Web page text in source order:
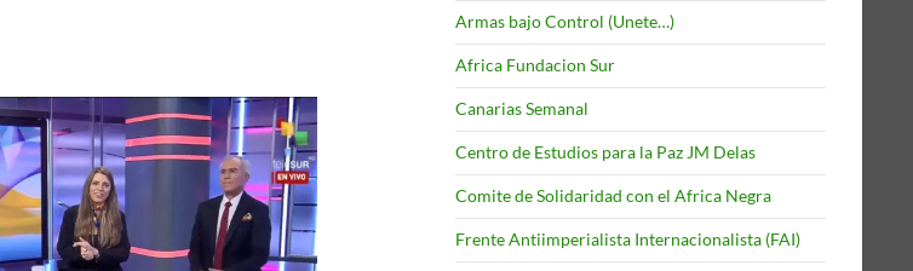
Armas bajo Control (Unete…)
Africa Fundacion Sur
Canarias Semanal
Centro de Estudios para la Paz JM Delas
Comite de Solidaridad con el Africa Negra
Frente Antiimperialista Internacionalista (FAI)